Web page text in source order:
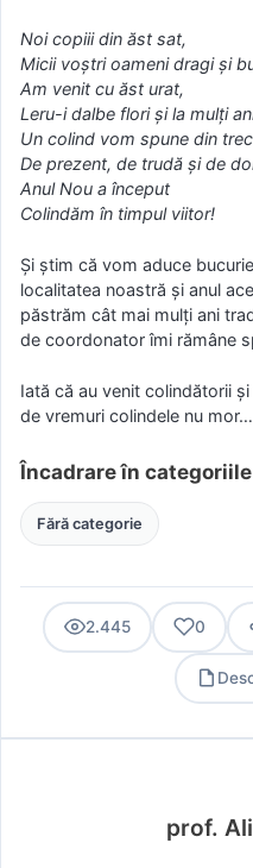
Noi copiii din ăst sat,
Micii voștri oameni dragi și
Am venit cu ăst urat,
Leru-i dalbe flori și la mulți
Un colind vom spune din
De prezent, de trudă și de
Anul Nou a început
Colindăm în timpul viitor!
Și știm că vom aduce
localitatea noastră și anul
păstrăm cât mai mulți ani
de coordonator îmi rămâne
Iată că au venit colindătorii
de vremuri colindele nu mor…
Încadrare în
Fără categorie
2.445 0
prof.